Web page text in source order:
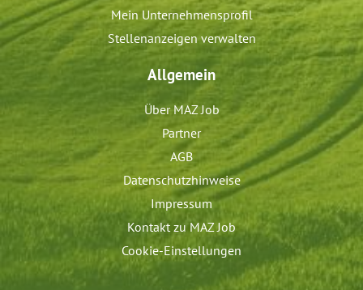
Mein Unternehmensprofil
Stellenanzeigen verwalten
Allgemein
Über MAZ Job
Partner
AGB
Datenschutzhinweise
Impressum
Kontakt zu MAZ Job
Cookie-Einstellungen